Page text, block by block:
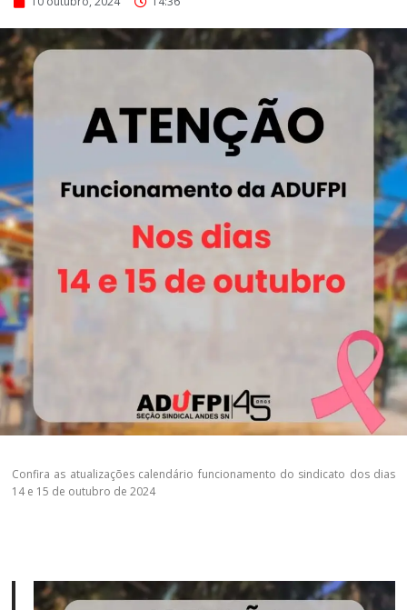
Confira as atualizações calendário funcionamento do sindicato dos dias
14 e 15 de outubro de 2024